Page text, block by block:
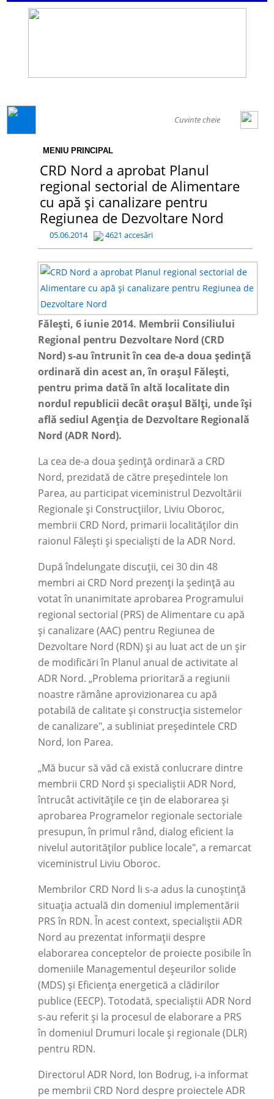
MENIU PRINCIPAL
CRD Nord a aprobat Planul
regional sectorial de Alimentare
cu apă și canalizare pentru
Regiunea de Dezvoltare Nord
05.06.2014 4621 accesări
Fălești, 6 iunie 2014. Membrii Consiliului
Regional pentru Dezvoltare Nord (CRD
Nord) s-au întrunit în cea de-a doua ședință
ordinară din acest an, în orașul Fălești,
pentru prima dată în altă localitate din
nordul republicii decât orașul Bălți, unde își
află sediul Agenția de Dezvoltare Regională
Nord (ADR Nord).
La cea de-a doua ședință ordinară a CRD
Nord, prezidată de către președintele Ion
Parea, au participat viceministrul Dezvoltării
Regionale și Construcțiilor, Liviu Oboroc,
membrii CRD Nord, primarii localităților din
raionul Fălești și specialiști de la ADR Nord.
După îndelungate discuții, cei 30 din 48
membri ai CRD Nord prezenți la ședință au
votat în unanimitate aprobarea Programului
regional sectorial (PRS) de Alimentare cu apă
şi canalizare (AAC) pentru Regiunea de
Dezvoltare Nord (RDN) și au luat act de un șir
de modificări în Planul anual de activitate al
ADR Nord. „Problema prioritară a regiunii
noastre rămâne aprovizionarea cu apă
potabilă de calitate și construcția sistemelor
de canalizare", a subliniat președintele CRD
Nord, Ion Parea.
„Mă bucur să văd că există conlucrare dintre
membrii CRD Nord și specialiștii ADR Nord,
întrucât activitățile ce țin de elaborarea și
aprobarea Programelor regionale sectoriale
presupun, în primul rând, dialog eficient la
nivelul autorităților publice locale", a remarcat
viceministrul Liviu Oboroc.
Membrilor CRD Nord li s-a adus la cunoștință
situația actuală din domeniul implementării
PRS în RDN. În acest context, specialiștii ADR
Nord au prezentat informații despre
elaborarea conceptelor de proiecte posibile în
domeniile Managementul deșeurilor solide
(MDS) și Eficiența energetică a clădirilor
publice (EECP). Totodată, specialiștii ADR Nord
s-au referit și la procesul de elaborare a PRS
în domeniul Drumuri locale şi regionale (DLR)
pentru RDN.
Directorul ADR Nord, Ion Bodrug, i-a informat
pe membrii CRD Nord despre proiectele ADR